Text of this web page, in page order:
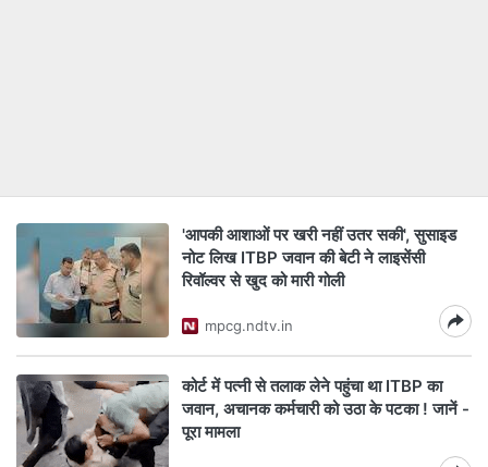
'आपकी आशाओं पर खरी नहीं उतर सकी', सुसाइड
नोट लिख ITBP जवान की बेटी ने लाइसेंसी
रिवॉल्वर से खुद को मारी गोली
mpcg.ndtv.in
कोर्ट में पत्नी से तलाक लेने पहुंचा था ITBP का
जवान, अचानक कर्मचारी को उठा के पटका ! जानें -
पूरा मामला